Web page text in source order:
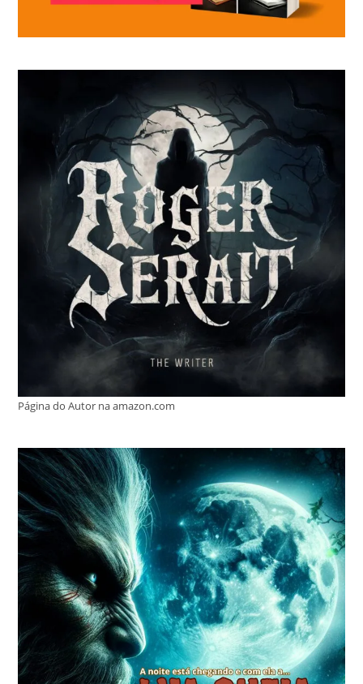
Página do Autor na amazon.com